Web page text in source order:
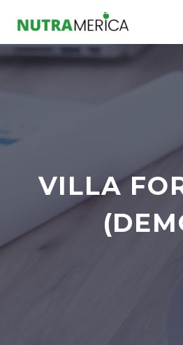
English
VILLA